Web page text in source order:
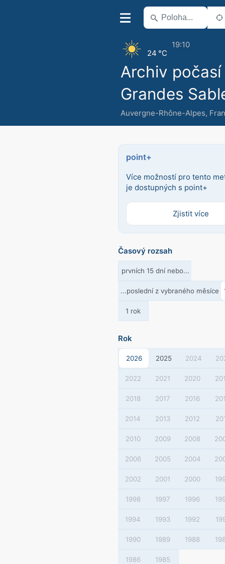
Archiv počasí
Grandes
Auvergne-Rhône-Alpes,
24 °C
19:10
point+
Více možností pro tento
je dostupných s point+
Zjistit více
Časový rozsah
prvních 15 dní nebo...
...poslední z vybraného měsíce
1 rok
Rok
2026 2025 2024
2022 2021 2020
2018 2017 2016
2014 2013 2012
2010 2009 2008
2006 2005 2004
2002 2001 2000
1998 1997 1996
1994 1993 1992
1990 1989 1988
1986 1985